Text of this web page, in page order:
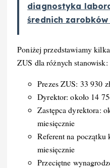
diagnostyka
średnich
Poniżej przedstawiamy
ZUS dla różnych stanowisk:
Prezes ZUS: 33 930
Dyrektor: około 14
Zastępca dyrektora:
miesięcznie
Referent na początku
miesięcznie
Przeciętne